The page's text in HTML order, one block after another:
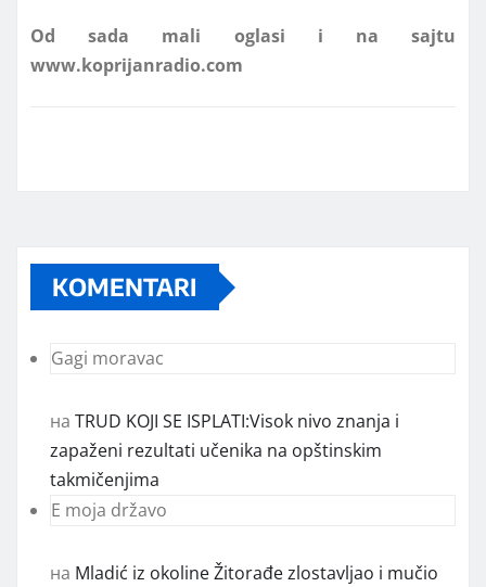
KOMENTARI
Gagi moravac
на TRUD KOJI SE ISPLATI:Visok nivo znanja i
zapaženi rezultati učenika na opštinskim
takmičenjima
E moja državo
на Mladić iz okoline Žitorađe zlostavljao i mučio